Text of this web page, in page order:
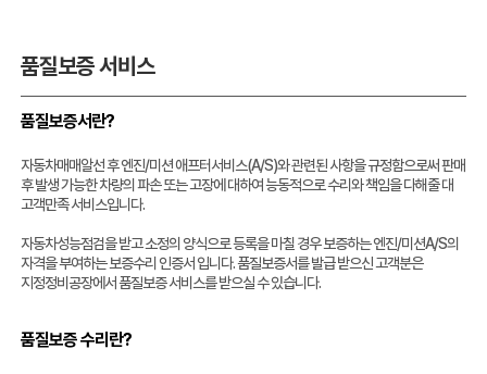
품질보증 서비스
품질보증서란?
자동차매매알선 후 엔진/미션 애프터서비스(A/S)와 관련된 사항을 규정함으로써 판매
후 발생 가능한 차량의 파손 또는 고장에 대하여 능동적으로 수리와 책임을 다해줄 대
고객만족 서비스입니다.
자동차성능점검을 받고 소정의 양식으로 등록을 마칠 경우 보증하는 엔진/미션A/S의
자격을 부여하는 보증수리 인증서 입니다. 품질보증서를 발급 받으신 고객분은
지정정비공장에서 품질보증 서비스를 받으실 수 있습니다.
품질보증 수리란?